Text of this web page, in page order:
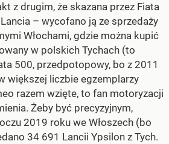
z drugim, że skazana przez Fiata
– wycofano ją ze sprzedaży
Włochami, gdzie można kupić
w polskich Tychach (to
500, przedpotopowy, bo z 2011
większej liczbie egzemplarzy
razem wzięte, to fan motoryzacji
Żeby być precyzyjnym,
2019 roku we Włoszech (bo
34 691 Lancii Ypsilon z Tych.